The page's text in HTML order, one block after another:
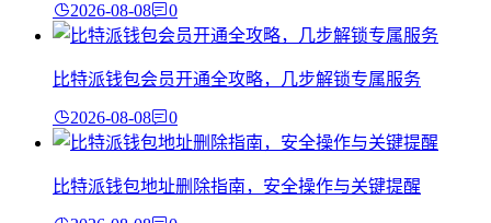
2026-08-08 0
比特派钱包会员开通全攻略，几步解锁专属服务
2026-08-08 0
比特派钱包地址删除指南，安全操作与关键提醒